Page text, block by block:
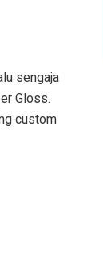
sengaja
Gloss.
custom